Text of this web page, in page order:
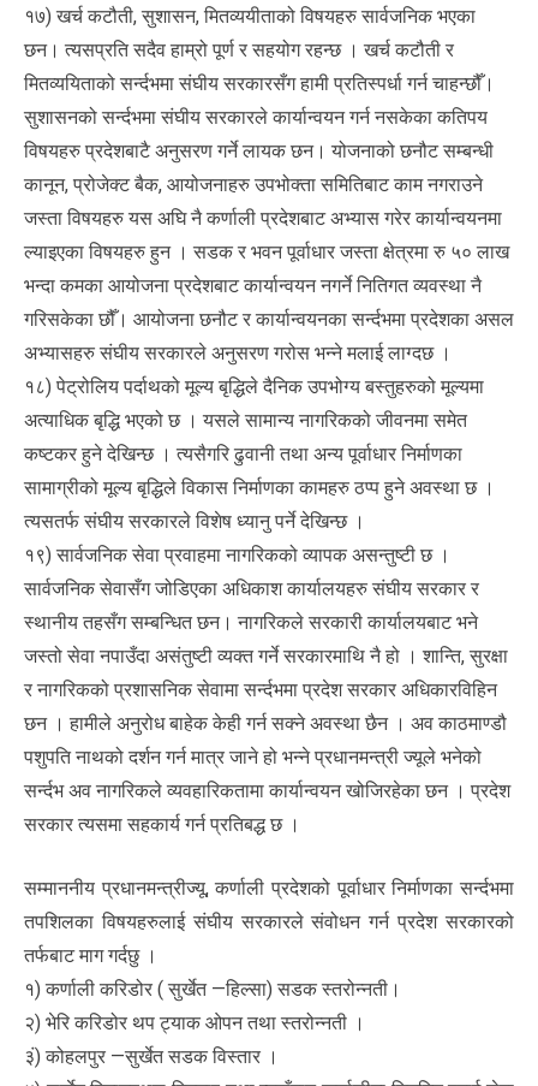
१७) खर्च कटौती, सुशासन, मितव्ययीताको विषयहरु सार्वजनिक भएका
छन। त्यसप्रति सदैव हाम्रो पूर्ण र सहयोग रहन्छ । खर्च कटौती र
मितव्ययिताको सर्न्दभमा संघीय सरकारसँग हामी प्रतिस्पर्धा गर्न चाहन्छौँ।
सुशासनको सर्न्दभमा संघीय सरकारले कार्यान्वयन गर्न नसकेका कतिपय
विषयहरु प्रदेशबाटै अनुसरण गर्ने लायक छन। योजनाको छनौट सम्बन्धी
कानून, प्रोजेक्ट बैक, आयोजनाहरु उपभोक्ता समितिबाट काम नगराउने
जस्ता विषयहरु यस अघि नै कर्णाली प्रदेशबाट अभ्यास गरेर कार्यान्वयनमा
ल्याइएका विषयहरु हुन । सडक र भवन पूर्वाधार जस्ता क्षेत्रमा रु ५० लाख
भन्दा कमका आयोजना प्रदेशबाट कार्यान्वयन नगर्ने नितिगत व्यवस्था नै
गरिसकेका छौँ। आयोजना छनौट र कार्यान्वयनका सर्न्दभमा प्रदेशका असल
अभ्यासहरु संघीय सरकारले अनुसरण गरोस भन्ने मलाई लाग्दछ ।
१८) पेट्रोलिय पर्दाथको मूल्य बृद्धिले दैनिक उपभोग्य बस्तुहरुको मूल्यमा
अत्याधिक बृद्धि भएको छ । यसले सामान्य नागरिकको जीवनमा समेत
कष्टकर हुने देखिन्छ । त्यसैगरि ढुवानी तथा अन्य पूर्वाधार निर्माणका
सामाग्रीको मूल्य बृद्धिले विकास निर्माणका कामहरु ठप्प हुने अवस्था छ ।
त्यसतर्फ संघीय सरकारले विशेष ध्यानु पर्ने देखिन्छ ।
१९) सार्वजनिक सेवा प्रवाहमा नागरिकको व्यापक असन्तुष्टी छ ।
सार्वजनिक सेवासँग जोडिएका अधिकाश कार्यालयहरु संघीय सरकार र
स्थानीय तहसँग सम्बन्धित छन। नागरिकले सरकारी कार्यालयबाट भने
जस्तो सेवा नपाउँदा असंतुष्टी व्यक्त गर्ने सरकारमाथि नै हो । शान्ति, सुरक्षा
र नागरिकको प्रशासनिक सेवामा सर्न्दभमा प्रदेश सरकार अधिकारविहिन
छन । हामीले अनुरोध बाहेक केही गर्न सक्ने अवस्था छैन । अव काठमाण्डौ
पशुपति नाथको दर्शन गर्न मात्र जाने हो भन्ने प्रधानमन्त्री ज्यूले भनेको
सर्न्दभ अव नागरिकले व्यवहारिकतामा कार्यान्वयन खोजिरहेका छन । प्रदेश
सरकार त्यसमा सहकार्य गर्न प्रतिबद्ध छ ।
सम्माननीय प्रधानमन्त्रीज्यू, कर्णाली प्रदेशको पूर्वाधार निर्माणका सर्न्दभमा
तपशिलका विषयहरुलाई संघीय सरकारले संवोधन गर्न प्रदेश सरकारको
तर्फबाट माग गर्दछु ।
१) कर्णाली करिडोर ( सुर्खेत —हिल्सा) सडक स्तरोन्नती।
२) भेरि करिडोर थप ट्याक ओपन तथा स्तरोन्नती ।
३ं) कोहलपुर —सुर्खेत सडक विस्तार ।